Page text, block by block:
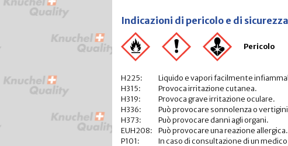
Indicazioni di pericolo e di
Pericolo
H225:
Liquido e vapori facilmente
H315:
Provoca irritazione cutanea.
H319:
Provoca grave irritazione oculare.
H336:
Può provocare sonnolenza o
H373:
Può provocare danni agli organi.
EUH208:
Può provocare una reazione allergica.
P101:
In caso di consultazione di un